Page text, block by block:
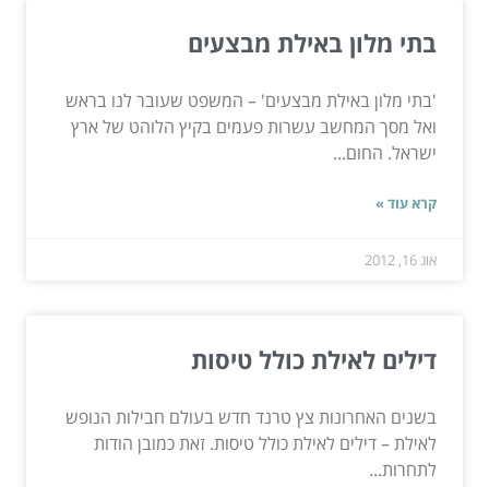
בתי מלון באילת מבצעים
'בתי מלון באילת מבצעים' – המשפט שעובר לנו בראש
ואל מסך המחשב עשרות פעמים בקיץ הלוהט של ארץ
ישראל. החום...
קרא עוד »
אוג 16, 2012
דילים לאילת כולל טיסות
בשנים האחרונות צץ טרנד חדש בעולם חבילות הנופש
לאילת – דילים לאילת כולל טיסות. זאת כמובן הודות
לתחרות...